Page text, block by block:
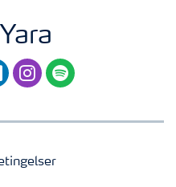
instagram
spotify